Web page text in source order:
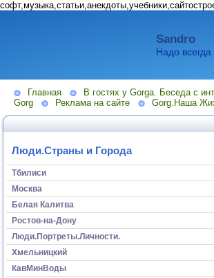
Sandro
Надо
Главная
В гостях у Gorga. Беседа с
Gorg
Реклама на сайте Gorg.Наша
Люди.Страны и Города
Тбилиси
Москва
Белая Калитва
Ростов-на-Дону
Люди.Портреты.Личности.
Хмельницкий
КавМинВоды